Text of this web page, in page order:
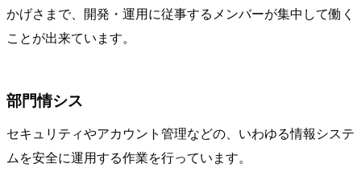
かげさまで、開発・運用に従事するメンバーが集中して働く
ことが出来ています。
部門情シス
セキュリティやアカウント管理などの、いわゆる情報システ
ムを安全に運用する作業を行っています。